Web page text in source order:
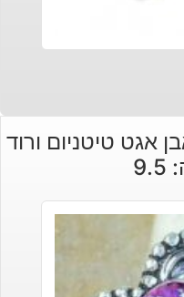
טיטניום ורוד